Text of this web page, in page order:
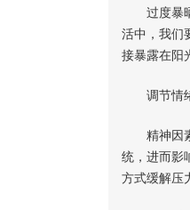
过度暴晒
活中，我们
接暴露在阳
调节情
精神因素
统，进而影
方式缓解压